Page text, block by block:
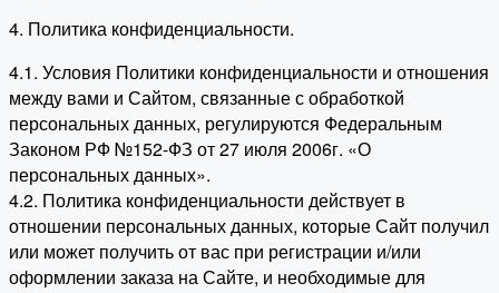
4. Политика конфиденциальности.
4.1. Условия Политики конфиденциальности и отношения
между вами и Сайтом, связанные с обработкой
персональных данных, регулируются Федеральным
Законом РФ №152-ФЗ от 27 июля 2006г. «О
персональных данных».
4.2. Политика конфиденциальности действует в
отношении персональных данных, которые Сайт получил
или может получить от вас при регистрации и/или
оформлении заказа на Сайте, и необходимые для